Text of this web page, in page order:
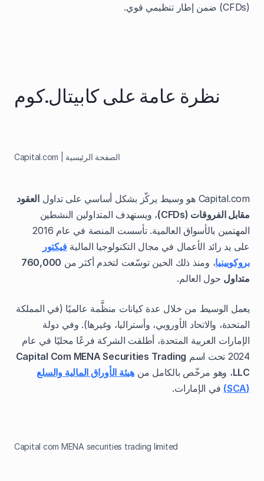
(CFDs) ضمن إطار تنظيمي قوي.
نظرة عامة على كابيتال.كوم
الصفحة الرئيسية | Capital.com
Capital.com هو وسيط يركّز بشكل أساسي على تداول
العقود
مقابل الفروقات (CFDs)
، ويستهدف المتداولين النشطين
المهتمين بالأسواق العالمية. تأسست المنصة في عام 2016
على يد رائد الأعمال في مجال التكنولوجيا الماليةفيكتور
بروكوبينيا، ومنذ ذلك الحين توسّعت لتخدم أكثر من 760,000
متداول حول العالم.
يعمل الوسيط من خلال عدة كيانات منظَّمة عالميًا (في المملكة
المتحدة، والاتحاد الأوروبي، وأستراليا، وغيرها). وفي دولة
الإمارات العربية المتحدة، أطلقت الشركة فرعًا محليًا في عام
2024 تحت اسم
Capital Com MENA Securities Trading
LLC، وهو مرخّص بالكامل منهيئة الأوراق المالية والسلع
(SCA)
في الإمارات.
Capital com MENA securities trading limited